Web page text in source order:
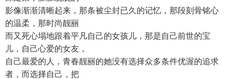
影像渐渐清晰起来，那条被尘封已久的记忆，那段刻骨铭心
的温柔，那时尚靓丽
而又死心塌地跟着平凡自己的女孩儿，那是自己前世的宝
儿，自己心爱的女友，
自己最爱的人，青春靓丽的她没有选择众多条件优渥的追求
者，而选择自己，把